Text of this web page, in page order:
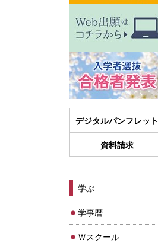
デジタルパンフレット
資料請求
学ぶ
学事暦
Ｗスクール